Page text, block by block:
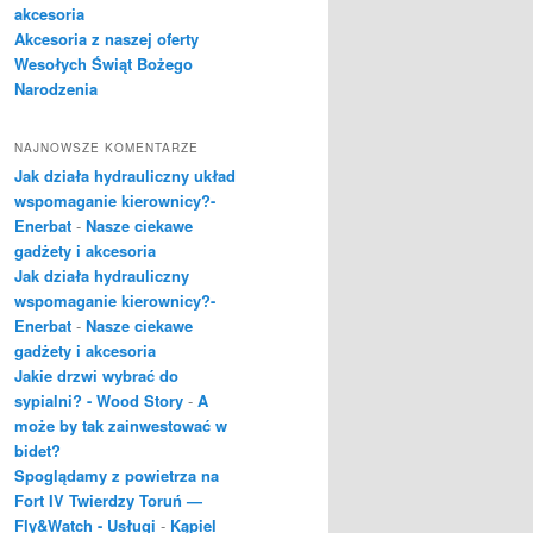
akcesoria
Akcesoria z naszej oferty
Wesołych Świąt Bożego
Narodzenia
NAJNOWSZE KOMENTARZE
Jak działa hydrauliczny układ
wspomaganie kierownicy?-
Enerbat - Nasze ciekawe
gadżety i akcesoria
Jak działa hydrauliczny
wspomaganie kierownicy?-
Enerbat - Nasze ciekawe
gadżety i akcesoria
Jakie drzwi wybrać do
sypialni? - Wood Story - A
może by tak zainwestować w
bidet?
Spoglądamy z powietrza na
Fort IV Twierdzy Toruń —
Fly&Watch - Usługi - Kąpiel